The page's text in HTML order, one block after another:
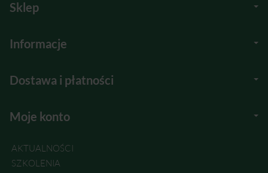
Sklep
Informacje
Dostawa i płatności
Moje konto
AKTUALNOŚCI
SZKOLENIA